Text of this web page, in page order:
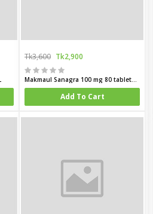
Tk3,600 Tk2,900
Add To Cart